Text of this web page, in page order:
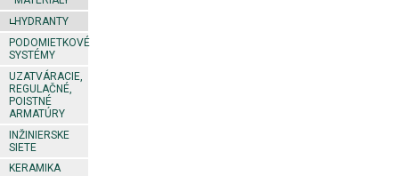
HYDRANTY
PODOMIETKOVÉ
SYSTÉMY
UZATVÁRACIE,
REGULAČNÉ,
POISTNÉ
ARMATÚRY
INŽINIERSKE
SIETE
KERAMIKA